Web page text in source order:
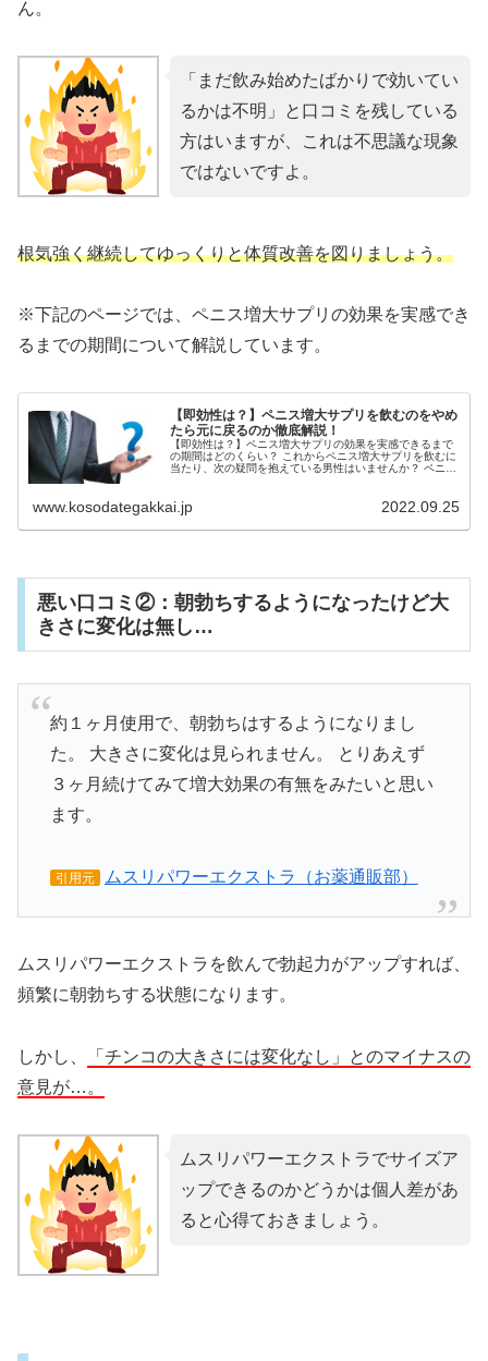
ん。
「まだ飲み始めたばかりで効いてい
るかは不明」と口コミを残している
方はいますが、これは不思議な現象
ではないですよ。
根気強く継続してゆっくりと体質改善を図りましょう。
※下記のページでは、ペニス増大サプリの効果を実感でき
るまでの期間について解説しています。
【即効性は？】ペニス増大サプリを飲むのをやめ
たら元に戻るのか徹底解説！
【即効性は？】ペニス増大サプリの効果を実感できるまで
の期間はどのくらい？ これからペニス増大サプリを飲むに
当たり、次の疑問を抱えている男性はいませんか？ ペニス
www.kosodategakkai.jp 2022.09.25
悪い口コミ②：朝勃ちするようになったけど大
きさに変化は無し…
約１ヶ月使用で、朝勃ちはするようになりまし
た。 大きさに変化は見られません。 とりあえず
３ヶ月続けてみて増大効果の有無をみたいと思い
ます。
引用元 ムスリパワーエクストラ（お薬通販部）
ムスリパワーエクストラを飲んで勃起力がアップすれば、
頻繁に朝勃ちする状態になります。
しかし、
「チンコの大きさには変化なし」とのマイナスの
意見が…。
ムスリパワーエクストラでサイズア
ップできるのかどうかは個人差があ
ると心得ておきましょう。